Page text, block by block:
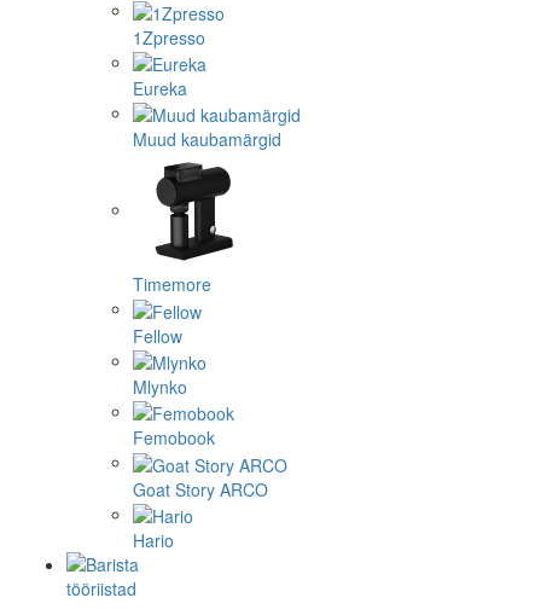
1Zpresso
Eureka
Muud kaubamärgid
Timemore
Fellow
Mlynko
Femobook
Goat Story ARCO
Hario